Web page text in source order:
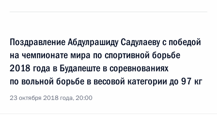
Поздравление Абдулрашиду Садулаеву с победой
на чемпионате мира по спортивной борьбе
2018 года в Будапеште в соревнованиях
по вольной борьбе в весовой категории до 97 кг
23 октября 2018 года, 20:00